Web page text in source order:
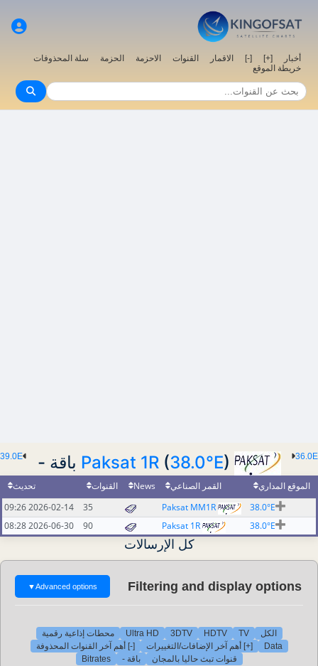
أخبار [+]
[-] الاقمار القنوات الاحزمة الحزمة
سلة المحذوفات
خريطة الموقع
36.0E
39.0E Paksat 1R(38.0°E) باقة -
الموقع المداري القمر الصناعي News القنوات
تحديث
38.0°E
Paksat MM1R
35
2026-02-14 09:26
38.0°E
Paksat 1R
90
2026-06-30 08:28
كل الإرسالات
Filtering and display options
Advanced options
▼
الكل TV
HDTV
3DTV
Ultra HD
محطات إذاعية رقمية
Data
[+] أهم آخر الإضافات/التغييرات
[-] أهم آخر القنوات المحذوفة
قنوات تبث حاليا بالمجان
باقة - Bitrates